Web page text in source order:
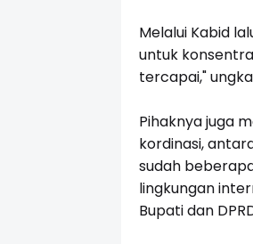
Melalui Kabid
untuk
tercapai,"
Pihaknya juga
kordinasi,
sudah
lingkungan
Bupati dan